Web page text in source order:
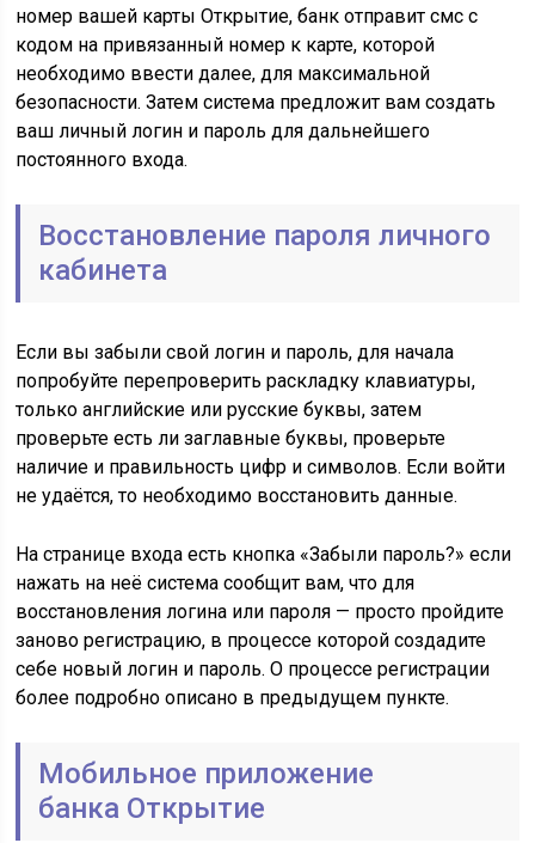
номер вашей карты Открытие, банк отправит смс с
кодом на привязанный номер к карте, которой
необходимо ввести далее, для максимальной
безопасности. Затем система предложит вам создать
ваш личный логин и пароль для дальнейшего
постоянного входа.
Восстановление пароля личного
кабинета
Если вы забыли свой логин и пароль, для начала
попробуйте перепроверить раскладку клавиатуры,
только английские или русские буквы, затем
проверьте есть ли заглавные буквы, проверьте
наличие и правильность цифр и символов. Если войти
не удаётся, то необходимо восстановить данные.
На странице входа есть кнопка «Забыли пароль?» если
нажать на неё система сообщит вам, что для
восстановления логина или пароля — просто пройдите
заново регистрацию, в процессе которой создадите
себе новый логин и пароль. О процессе регистрации
более подробно описано в предыдущем пункте.
Мобильное приложение
банка Открытие